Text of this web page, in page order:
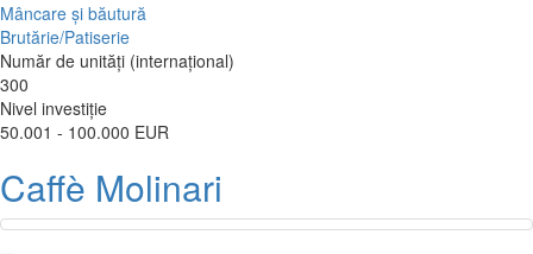
Mâncare și băutură
Brutărie/Patiserie
Număr de unități (internațional)
300
Nivel investiție
50.001 - 100.000 EUR
Caffè Molinari